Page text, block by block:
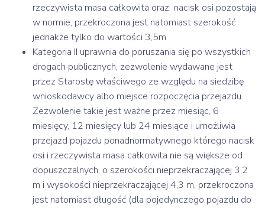
rzeczywista masa całkowita oraz nacisk osi pozostają
w normie, przekroczona jest natomiast szerokość
jednakże tylko do wartości 3,5m
Kategoria II uprawnia do poruszania się po wszystkich
drogach publicznych, zezwolenie wydawane jest
przez Starostę właściwego ze względu na siedzibę
wnioskodawcy albo miejsce rozpoczęcia przejazdu.
Zezwolenie takie jest ważne przez miesiąc, 6
miesięcy, 12 miesięcy lub 24 miesiące i umożliwia
przejazd pojazdu ponadnormatywnego którego nacisk
osi i rzeczywista masa całkowita nie są większe od
dopuszczalnych, o szerokości nieprzekraczającej 3,2
m i wysokości nieprzekraczającej 4,3 m, przekroczona
jest natomiast długość (dla pojedynczego pojazdu do